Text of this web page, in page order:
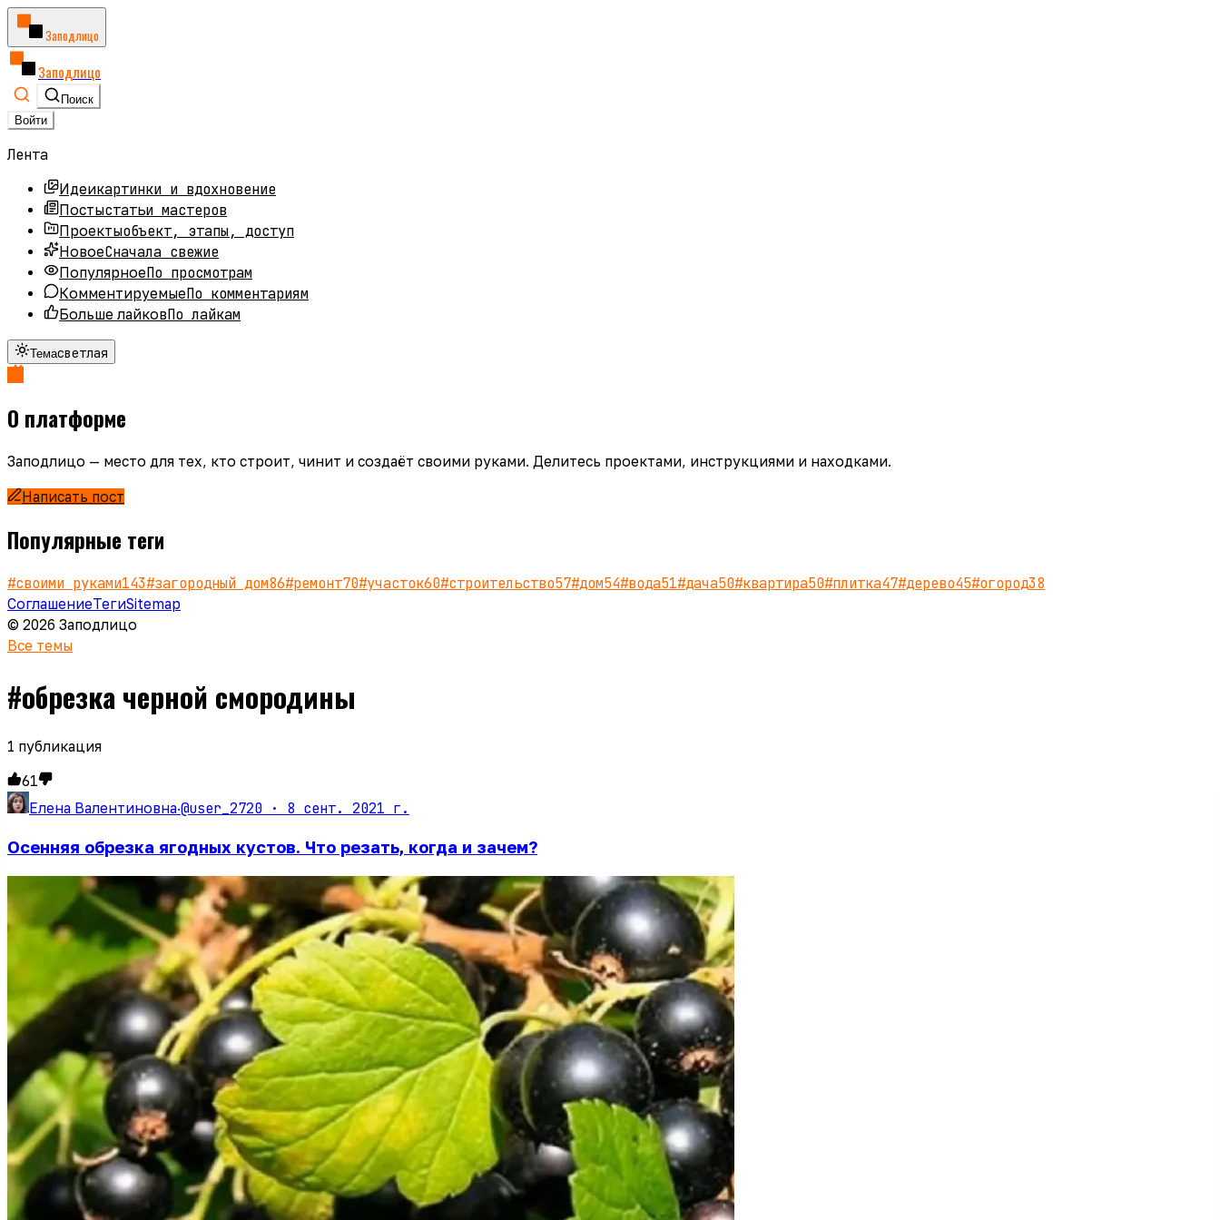
Заподлицо
Заподлицо
Поиск
Войти
Лента
Идеикартинки и вдохновение
Постыстатьи мастеров
Проектыобъект, этапы, доступ
НовоеСначала свежие
ПопулярноеПо просмотрам
КомментируемыеПо комментариям
Больше лайковПо лайкам
Темасветлая
О платформе
Заподлицо — место для тех, кто строит, чинит и создаёт своими руками. Делитесь проектами, инструкциями и находками.
Написать пост
Популярные теги
#своими руками143#загородный дом86#ремонт70#участок60#строительство57#дом54#вода51#дача50#квартира50#плитка47#дерево45#огород38
СоглашениеТегиSitemap
© 2026 Заподлицо
Все темы
#обрезка черной смородины
1 публикация
61
Елена Валентиновна·@user_2720 · 8 сент. 2021 г.
Осенняя обрезка ягодных кустов. Что резать, когда и зачем?